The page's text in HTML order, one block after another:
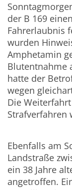
der B 169
Fahrerlaubnis
wurden
Amphetamin
Blutentnahme
hatte der
wegen
Die
Strafverfahren
Ebenfalls am
Landstraße
ein 38 Jahre
angetroffen.